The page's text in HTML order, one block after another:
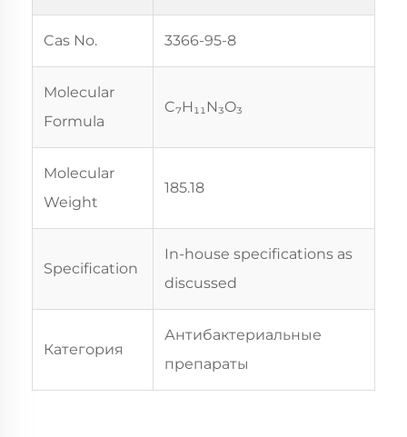
Cas No. 3366-95-8
Molecular
Formula
C₇H₁₁N₃O₃
Molecular
Weight
185.18
Specification
In-house specifications as
discussed
Категория
Антибактериальные
препараты